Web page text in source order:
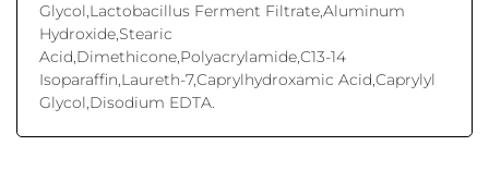
Glycol,Lactobacillus Ferment Filtrate,Aluminum
Hydroxide,Stearic
Acid,Dimethicone,Polyacrylamide,C13-14
Isoparaffin,Laureth-7,Caprylhydroxamic Acid,Caprylyl
Glycol,Disodium EDTA.